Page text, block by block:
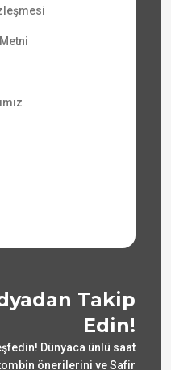
Takip
Edin!
Dünyaca ünlü saat
önerilerini ve Safir